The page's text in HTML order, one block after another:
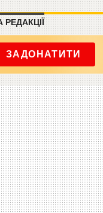
ЗАДОНАТИТИ